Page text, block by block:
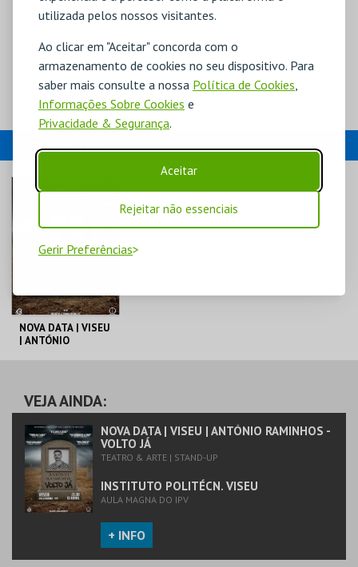
utilizada pelos nossos visitantes.
Ao clicar em "Aceitar" concorda com o
armazenamento de cookies no seu dispositivo. Para
saber mais consulte a nossa Política de Cookies,
Informações Sobre Cookies e
Privacidade & Segurança.
Aceitar
Rejeitar não essenciais
Gerir Preferências
EVENTOS
NOVA DATA | VISEU
| ANTÓNIO
POLITÉCN. VISEU
MAIS INFO
COMPRAR
VEJA AINDA:
NOVA DATA | VISEU | ANTÓNIO RAMINHOS -
VOLTO JÁ
TEATRO & ARTE | STAND-UP
INSTITUTO POLITÉCN. VISEU
AULA MAGNA DO IPV
+ INFO